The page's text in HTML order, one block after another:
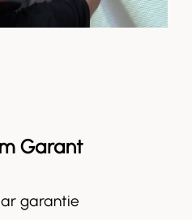
Garant
garantie